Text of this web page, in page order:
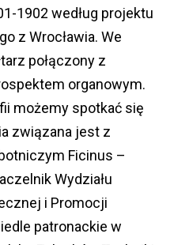
1902 według projektu
z Wrocławia. We
połączony z
organowym.
możemy spotkać się
związana jest z
Ficinus –
Wydziału
i Promocji
patronackie w